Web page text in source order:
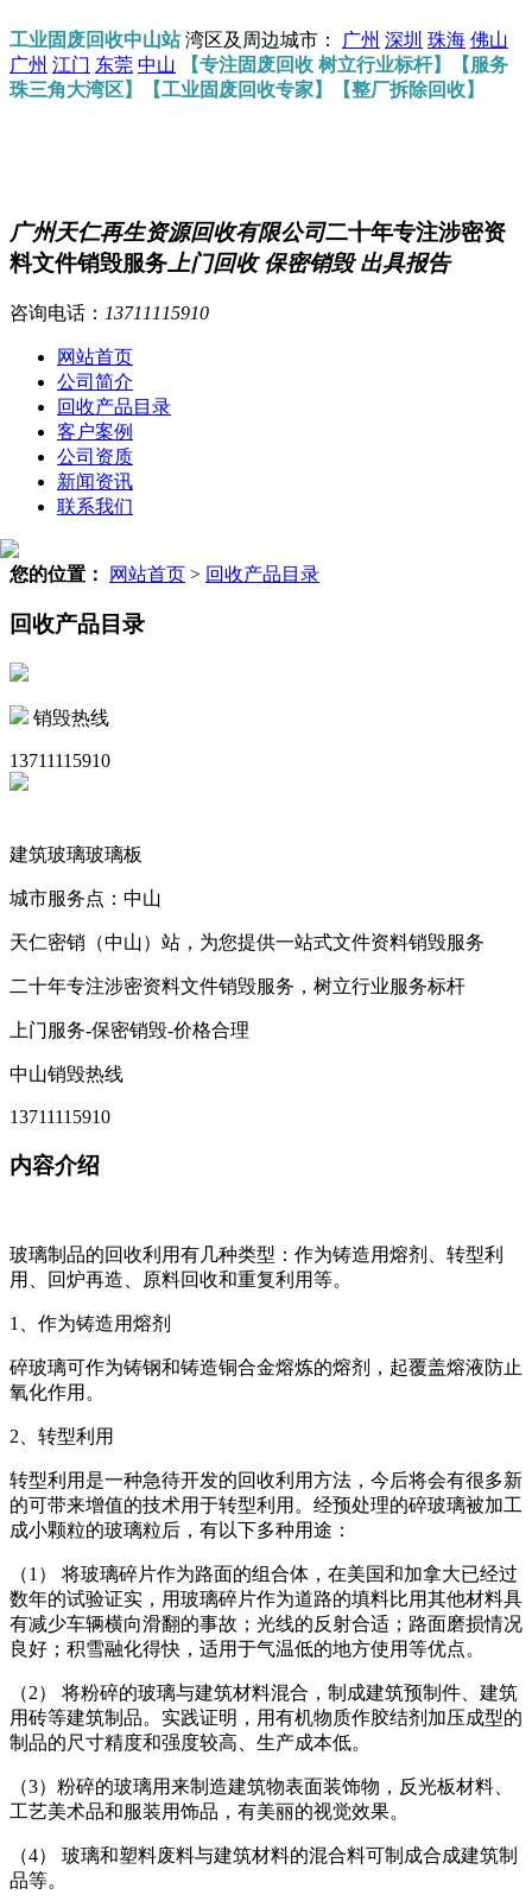
工业固废回收中山站湾区及周边城市： 广州 深圳 珠海 佛山
广州 江门 东莞 中山
【专注固废回收 树立行业标杆】【服务
珠三角大湾区】【工业固废回收专家】【整厂拆除回收】
广州天仁再生资源回收有限公司二十年专注涉密资
料文件销毁服务 上门回收 保密销毁 出具报告
咨询电话： 13711115910
网站首页
公司简介
回收产品目录
客户案例
公司资质
新闻资讯
联系我们
您的位置： 网站首页 > 回收产品目录
回收产品目录
销毁热线
13711115910
建筑玻璃玻璃板
城市服务点：中山
天仁密销（中山）站，为您提供一站式文件资料销毁服务
二十年专注涉密资料文件销毁服务，树立行业服务标杆
上门服务-保密销毁-价格合理
中山销毁热线
13711115910
内容介绍
玻璃制品的回收利用有几种类型：作为铸造用熔剂、转型利
用、回炉再造、原料回收和重复利用等。
1、作为铸造用熔剂
碎玻璃可作为铸钢和铸造铜合金熔炼的熔剂，起覆盖熔液防止
氧化作用。
2、转型利用
转型利用是一种急待开发的回收利用方法，今后将会有很多新
的可带来增值的技术用于转型利用。经预处理的碎玻璃被加工
成小颗粒的玻璃粒后，有以下多种用途：
（1） 将玻璃碎片作为路面的组合体，在美国和加拿大已经过
数年的试验证实，用玻璃碎片作为道路的填料比用其他材料具
有减少车辆横向滑翻的事故；光线的反射合适；路面磨损情况
良好；积雪融化得快，适用于气温低的地方使用等优点。
（2） 将粉碎的玻璃与建筑材料混合，制成建筑预制件、建筑
用砖等建筑制品。实践证明，用有机物质作胶结剂加压成型的
制品的尺寸精度和强度较高、生产成本低。
（3）粉碎的玻璃用来制造建筑物表面装饰物，反光板材料、
工艺美术品和服装用饰品，有美丽的视觉效果。
（4） 玻璃和塑料废料与建筑材料的混合料可制成合成建筑制
品等。